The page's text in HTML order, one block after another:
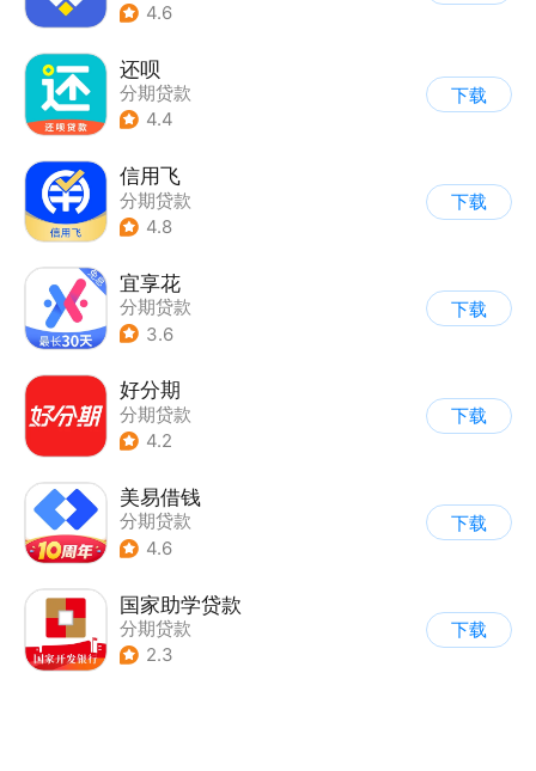
4.6
还呗
分期贷款
4.4
下载
信用飞
分期贷款
4.8
下载
宜享花
分期贷款
3.6
下载
好分期
分期贷款
4.2
下载
美易借钱
分期贷款
4.6
下载
国家助学贷款
分期贷款
2.3
下载